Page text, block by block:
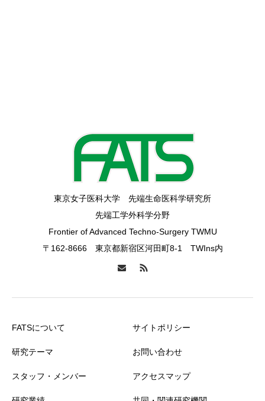
東京女子医科大学 先端生命医科学研究所
先端工学外科学分野
Frontier of Advanced Techno-Surgery TWMU
〒162-8666 東京都新宿区河田町8-1 TWIns内
FATSについて
研究テーマ
スタッフ・メンバー
サイトポリシー
お問い合わせ
アクセスマップ